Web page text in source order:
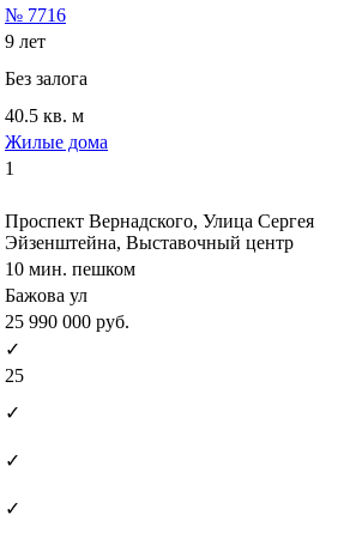
№ 7716
9 лет
Без залога
40.5 кв. м
Жилые дома
1
Проспект Вернадского, Улица Сергея
Эйзенштейна, Выставочный центр
10 мин. пешком
Бажова ул
25 990 000 руб.
✓
25
✓
✓
✓